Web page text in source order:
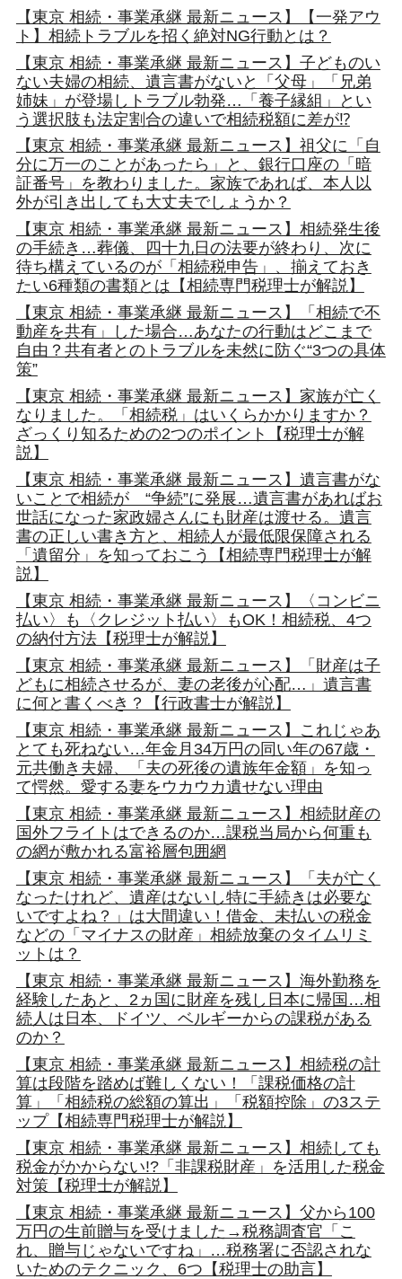
【東京 相続・事業承継 最新ニュース】【一発アウ
ト】相続トラブルを招く絶対NG行動とは？
【東京 相続・事業承継 最新ニュース】子どものい
ない夫婦の相続、遺言書がないと「父母」「兄弟
姉妹」が登場しトラブル勃発…「養子縁組」とい
う選択肢も法定割合の違いで相続税額に差が⁉
【東京 相続・事業承継 最新ニュース】祖父に「自
分に万一のことがあったら」と、銀行口座の「暗
証番号」を教わりました。家族であれば、本人以
外が引き出しても大丈夫でしょうか？
【東京 相続・事業承継 最新ニュース】相続発生後
の手続き…葬儀、四十九日の法要が終わり、次に
待ち構えているのが「相続税申告」、揃えておき
たい6種類の書類とは【相続専門税理士が解説】
【東京 相続・事業承継 最新ニュース】「相続で不
動産を共有」した場合…あなたの行動はどこまで
自由？共有者とのトラブルを未然に防ぐ“3つの具体
策”
【東京 相続・事業承継 最新ニュース】家族が亡く
なりました。「相続税」はいくらかかりますか？
ざっくり知るための2つのポイント【税理士が解
説】
【東京 相続・事業承継 最新ニュース】遺言書がな
いことで相続が “争続”に発展…遺言書があればお
世話になった家政婦さんにも財産は渡せる。遺言
書の正しい書き方と、相続人が最低限保障される
「遺留分」を知っておこう【相続専門税理士が解
説】
【東京 相続・事業承継 最新ニュース】〈コンビニ
払い〉も〈クレジット払い〉もOK！相続税、4つ
の納付方法【税理士が解説】
【東京 相続・事業承継 最新ニュース】「財産は子
どもに相続させるが、妻の老後が心配…」遺言書
に何と書くべき？【行政書士が解説】
【東京 相続・事業承継 最新ニュース】これじゃあ
とても死ねない…年金月34万円の同い年の67歳・
元共働き夫婦、「夫の死後の遺族年金額」を知っ
て愕然。愛する妻をウカウカ遺せない理由
【東京 相続・事業承継 最新ニュース】相続財産の
国外フライトはできるのか…課税当局から何重も
の網が敷かれる富裕層包囲網
【東京 相続・事業承継 最新ニュース】「夫が亡く
なったけれど、遺産はないし特に手続きは必要な
いですよね？」は大間違い！借金、未払いの税金
などの「マイナスの財産」相続放棄のタイムリミ
ットは？
【東京 相続・事業承継 最新ニュース】海外勤務を
経験したあと、2ヵ国に財産を残し日本に帰国…相
続人は日本、ドイツ、ベルギーからの課税がある
のか？
【東京 相続・事業承継 最新ニュース】相続税の計
算は段階を踏めば難しくない！「課税価格の計
算」「相続税の総額の算出」「税額控除」の3ステ
ップ【相続専門税理士が解説】
【東京 相続・事業承継 最新ニュース】相続しても
税金がかからない!?「非課税財産」を活用した税金
対策【税理士が解説】
【東京 相続・事業承継 最新ニュース】父から100
万円の生前贈与を受けました→税務調査官「こ
れ、贈与じゃないですね」…税務署に否認されな
いためのテクニック、6つ【税理士の助言】